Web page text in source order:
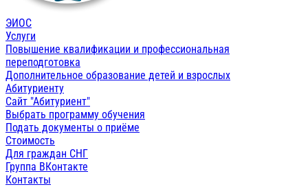
ЭИОС
Услуги
Повышение квалификации и профессиональная
переподготовка
Дополнительное образование детей и взрослых
Абитуриенту
Сайт "Абитуриент"
Выбрать программу обучения
Подать документы о приёме
Стоимость
Для граждан СНГ
Группа ВКонтакте
Контакты